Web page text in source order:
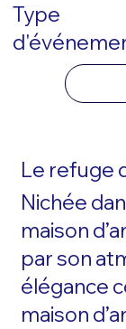
Type
Le refuge
Nichée
maison
par son
élégance
maison